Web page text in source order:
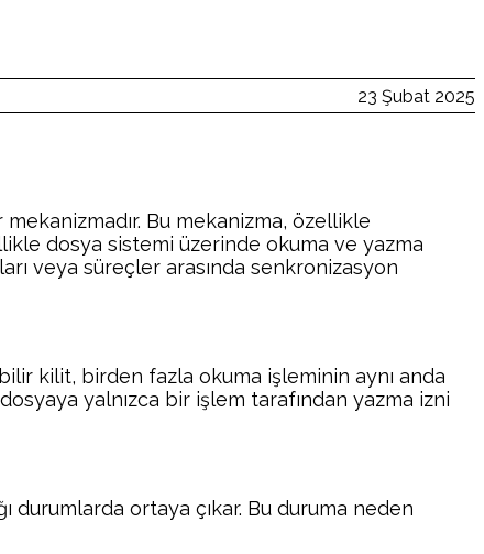
23 Şubat 2025
Bu mekanizma, özellikle
dosya sistemi üzerinde okuma ve yazma
veya süreçler arasında senkronizasyon
kilit, birden fazla okuma işleminin aynı anda
yalnızca bir işlem tarafından yazma izni
durumlarda ortaya çıkar. Bu duruma neden